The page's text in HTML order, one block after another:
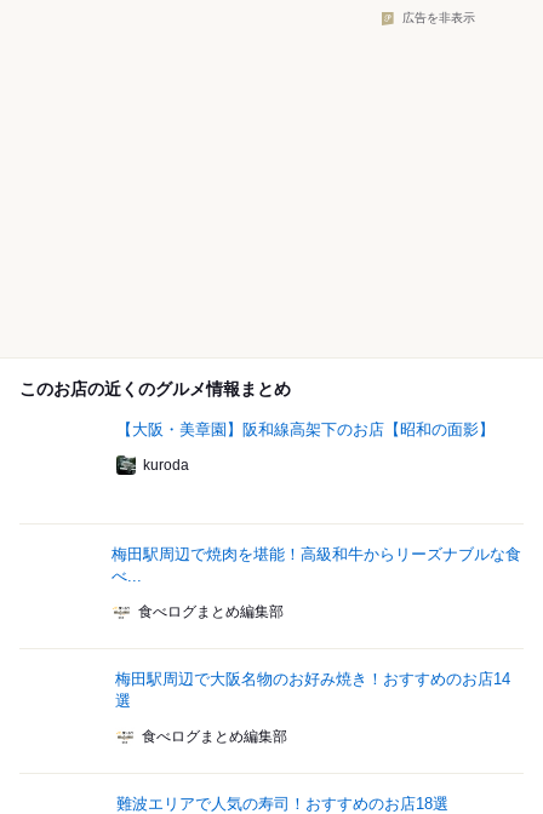
広告を非表示
このお店の近くのグルメ情報まとめ
【大阪・美章園】阪和線高架下のお店【昭和の面影】
kuroda
梅田駅周辺で焼肉を堪能！高級和牛からリーズナブルな食
べ...
食べログまとめ編集部
梅田駅周辺で大阪名物のお好み焼き！おすすめのお店14
選
食べログまとめ編集部
難波エリアで人気の寿司！おすすめのお店18選